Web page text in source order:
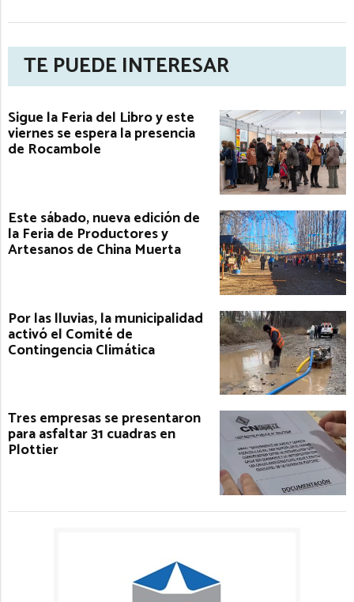
TE PUEDE INTERESAR
Sigue la Feria del Libro y este
viernes se espera la presencia
de Rocambole
Este sábado, nueva edición de
la Feria de Productores y
Artesanos de China Muerta
Por las lluvias, la municipalidad
activó el Comité de
Contingencia Climática
Tres empresas se presentaron
para asfaltar 31 cuadras en
Plottier